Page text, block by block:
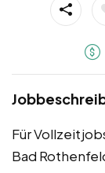
Für
Bad